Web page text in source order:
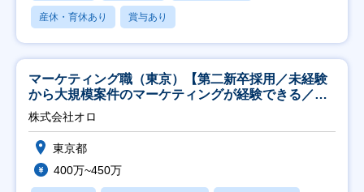
産休・育休あり 賞与あり
マーケティング職（東京）【第二新卒採用／未経験
から大規模案件のマーケティングが経験できる／研
修充実】
株式会社オロ
東京都
400万~450万